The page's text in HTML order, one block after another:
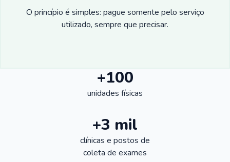
O princípio é simples: pague somente pelo serviço
utilizado, sempre que precisar.
+100
unidades físicas
+3 mil
clínicas e postos de
coleta de exames